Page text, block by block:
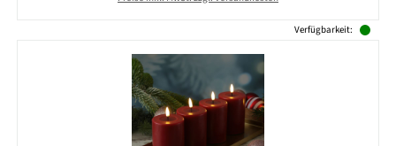
Verfügbarkeit: